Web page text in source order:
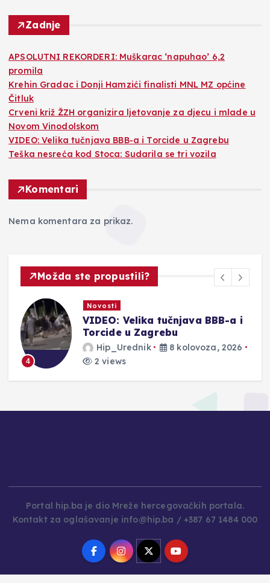
Zadnje
APSOLUTNI REKORDERI: Muškarac ‘napuhao’ 6,2
promila
Krehin Gradac i Donji Hamzići finalisti MNL MZ općine
Čitluk
Crveni križ ŽZH organizira ljetovanje za djecu i mlade u
Novom Vinodolskom
VIDEO: Velika tučnjava BBB-a i Torcide u Zagrebu
Teška nesreća kod Stoca: Sudarila se tri vozila
Komentari
Nema komentara za prikaz.
Možda ste propustili?
4
Novosti
VIDEO: Velika tučnjava BBB-a i
Torcide u Zagrebu
Hip_Urednik
8 kolovoza, 2026
2 views
Portal hip.ba je dio Mreže hercegovačkih portala.
Kontakt za oglašavanje info@hip.ba / +387 67 1484 000